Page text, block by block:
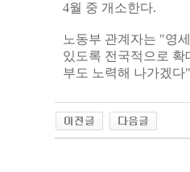
4월 중 개소한다.
노동부 관계자는 "영
있도록 전국적으로
부도 노력해 나가겠다